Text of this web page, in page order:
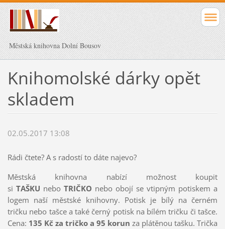
Městská knihovna Dolní Bousov
Knihomolské dárky opět
skladem
02.05.2017 13:08
Rádi čtete? A s radostí to dáte najevo?
Městská knihovna nabízí možnost koupit
si TAŠKU neboTRIČKO nebo obojí se vtipným potiskem a
logem naší městské knihovny. Potisk je bílý na černém
tričku nebo tašce a také černý potisk na bílém tričku či tašce.
Cena: 135 Kč za tričko a 95 korun za plátěnou tašku. Trička